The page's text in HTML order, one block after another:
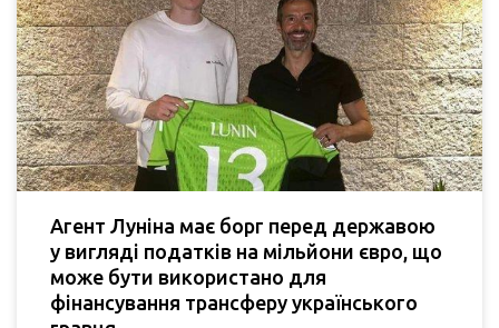
Агент Луніна має борг перед державою
у вигляді податків на мільйони євро, що
може бути використано для
фінансування трансферу українського